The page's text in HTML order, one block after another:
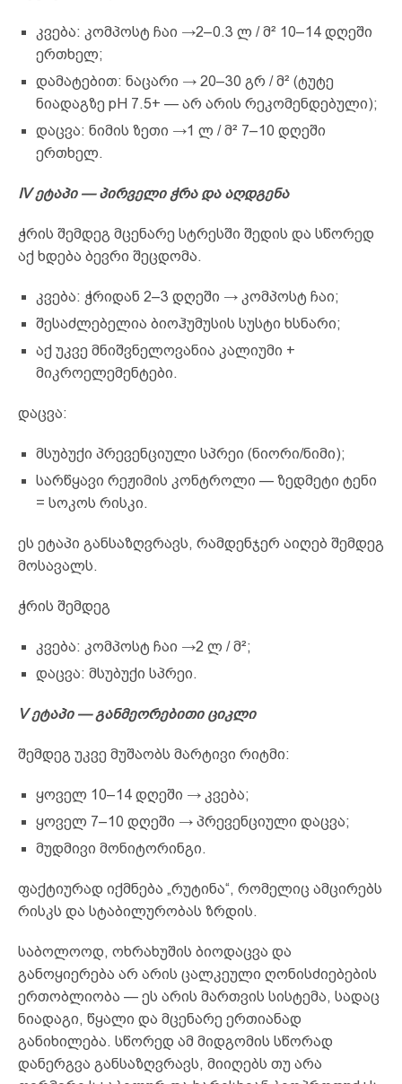
კვება: კომპოსტ ჩაი →2–0.3 ლ / მ² 10–14 დღეში
ერთხელ;
დამატებით: ნაცარი → 20–30 გრ / მ² (ტუტე
ნიადაგზე pH 7.5+ — არ არის რეკომენდებული);
დაცვა: ნიმის ზეთი →1 ლ / მ² 7–10 დღეში
ერთხელ.
IV ეტაპი — პირველი ჭრა და აღდგენა
ჭრის შემდეგ მცენარე სტრესში შედის და სწორედ
აქ ხდება ბევრი შეცდომა.
კვება: ჭრიდან 2–3 დღეში → კომპოსტ ჩაი;
შესაძლებელია ბიოჰუმუსის სუსტი ხსნარი;
აქ უკვე მნიშვნელოვანია კალიუმი +
მიკროელემენტები.
დაცვა:
მსუბუქი პრევენციული სპრეი (ნიორი/ნიმი);
სარწყავი რეჟიმის კონტროლი — ზედმეტი ტენი
= სოკოს რისკი.
ეს ეტაპი განსაზღვრავს, რამდენჯერ აიღებ შემდეგ
მოსავალს.
ჭრის შემდეგ
კვება: კომპოსტ ჩაი →2 ლ / მ²;
დაცვა: მსუბუქი სპრეი.
V ეტაპი — განმეორებითი ციკლი
შემდეგ უკვე მუშაობს მარტივი რიტმი:
ყოველ 10–14 დღეში → კვება;
ყოველ 7–10 დღეში → პრევენციული დაცვა;
მუდმივი მონიტორინგი.
ფაქტიურად იქმნება „რუტინა“, რომელიც ამცირებს
რისკს და სტაბილურობას ზრდის.
საბოლოოდ, ოხრახუშის ბიოდაცვა და
განოყიერება არ არის ცალკეული ღონისძიებების
ერთობლიობა — ეს არის მართვის სისტემა, სადაც
ნიადაგი, წყალი და მცენარე ერთიანად
განიხილება. სწორედ ამ მიდგომის სწორად
დანერგვა განსაზღვრავს, მიიღებს თუ არა